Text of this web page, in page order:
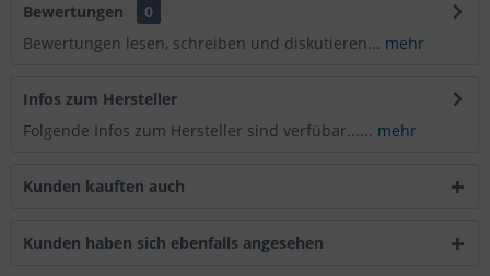
Bewertungen
0
Bewertungen lesen, schreiben und diskutieren... mehr
Infos zum Hersteller
Folgende Infos zum Hersteller sind verfübar...... mehr
Kunden kauften auch
Kunden haben sich ebenfalls angesehen